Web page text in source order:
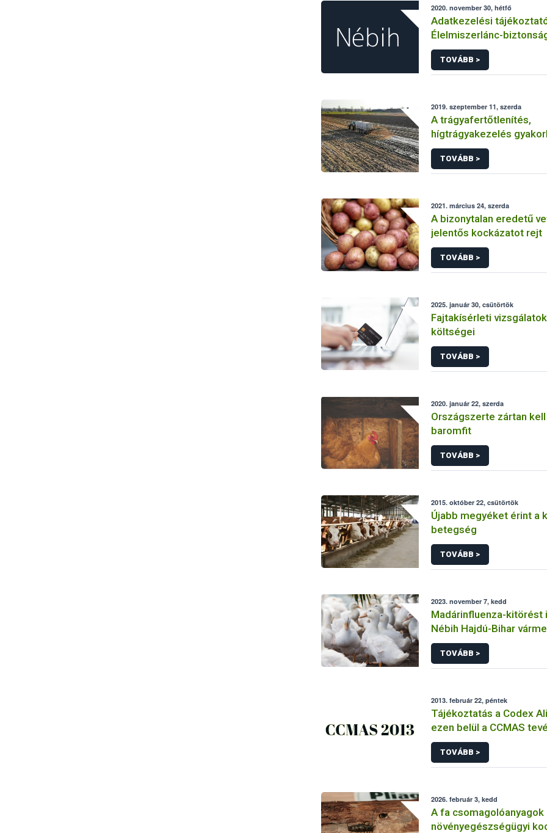
2020. november 30, hétfő
Adatkezelési
Élelmiszerlánc-
Ügyfélprofil Rendszerben
növénytermesztés
intézhető közhatalmi
TOVÁBB >
2019. szeptember 11, szerda
A trágyafertőtlenítés,
hígtrágyakezelés
szempontjai
TOVÁBB >
2021. március 24, szerda
A bizonytalan eredetű
jelentős kockázatot rejt
TOVÁBB >
2025. január 30, csütörtök
Fajtakísérleti
költségei
TOVÁBB >
2020. január 22, szerda
Országszerte zártan
baromfit
TOVÁBB >
2015. október 22, csütörtök
Újabb megyéket érint a
betegség
TOVÁBB >
2023. november 7, kedd
Madárinfluenza-kitörést
Nébih Hajdú-Bihar
TOVÁBB >
2013. február 22, péntek
Tájékoztatás a Codex
ezen belül a CCMAS
TOVÁBB >
2026. február 3, kedd
A fa csomagolóanyagok
növényegészségügyi